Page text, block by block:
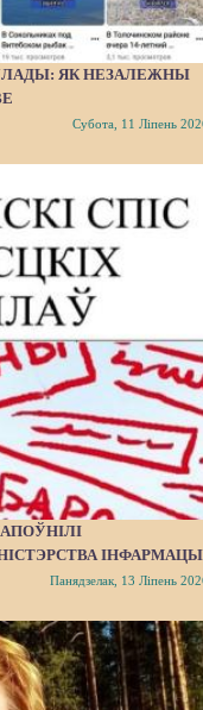
ЯК НЕЗАЛЕЖНЫ
Субота, 11 Ліпень
Панядзелак, 13 Ліпень